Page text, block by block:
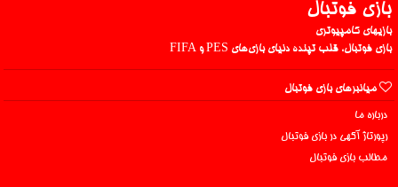
بازی فوتبال
بازیهای کامپیوتری
بازی فوتبال، قلب تپنده دنیای بازی‌های PES و FIFA
میانبرهای بازی فوتبال
درباره ما
رپورتاژ آگهی در بازی فوتبال
مطالب بازی فوتبال